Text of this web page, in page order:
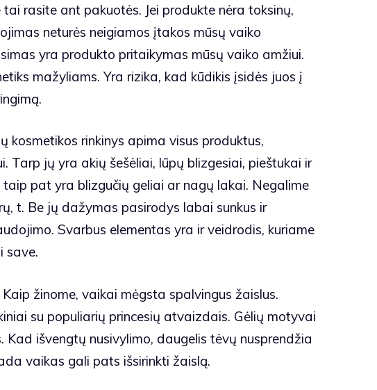
rasite ant pakuotės. Jei produkte nėra toksinų,
neturės neigiamos įtakos mūsų vaiko
yra produkto pritaikymas mūsų vaiko amžiui.
mažyliams. Yra rizika, kad kūdikis įsidės juos į
kosmetikos rinkinys apima visus produktus,
Tarp jų yra akių šešėliai, lūpų blizgesiai, pieštukai ir
pat yra blizgučių geliai ar nagų lakai. Negalime
t. Be jų dažymas pasirodys labai sunkus ir
Svarbus elementas yra ir veidrodis, kuriame
save.
žinome, vaikai mėgsta spalvingus žaislus.
su populiarių princesių atvaizdais. Gėlių motyvai
išvengtų nusivylimo, daugelis tėvų nusprendžia
vaikas gali pats išsirinkti žaislą.